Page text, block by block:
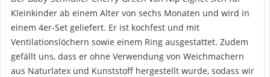
Kleinkinder ab einem Alter von sechs Monaten und wird in
einem 4er-Set geliefert. Er ist kochfest und mit
Ventilationslöchern sowie einem Ring ausgestattet. Zudem
gefällt uns, dass er ohne Verwendung von Weichmachern
aus Naturlatex und Kunststoff hergestellt wurde, sodass wir